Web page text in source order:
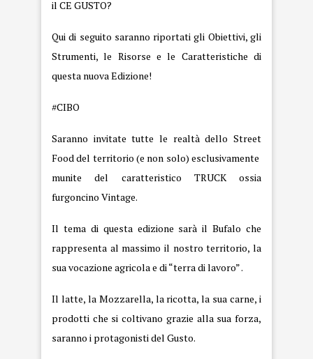
il CE GUSTO?
Qui di seguito saranno riportati gli Obiettivi, gli
Strumenti, le Risorse e le Caratteristiche di
questa nuova Edizione!
#CIBO
Saranno invitate tutte le realtà dello Street
Food del territorio (e non solo) esclusivamente
munite del caratteristico TRUCK ossia
furgoncino Vintage.
Il tema di questa edizione sarà il Bufalo che
rappresenta al massimo il nostro territorio, la
sua vocazione agricola e di “terra di lavoro” .
Il latte, la Mozzarella, la ricotta, la sua carne, i
prodotti che si coltivano grazie alla sua forza,
saranno i protagonisti del Gusto.